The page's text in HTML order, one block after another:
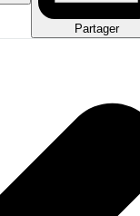
Partager